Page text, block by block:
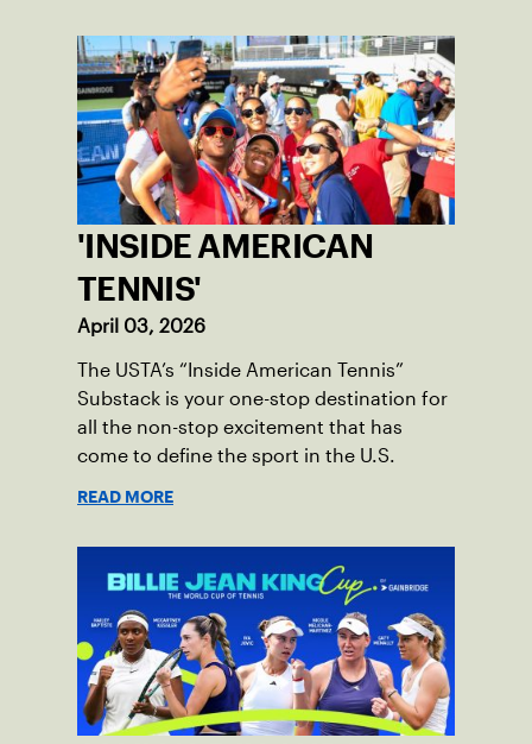
'INSIDE AMERICAN
TENNIS'
April 03, 2026
The USTA’s “Inside American Tennis”
Substack is your one-stop destination for
all the non-stop excitement that has
come to define the sport in the U.S.
READ MORE